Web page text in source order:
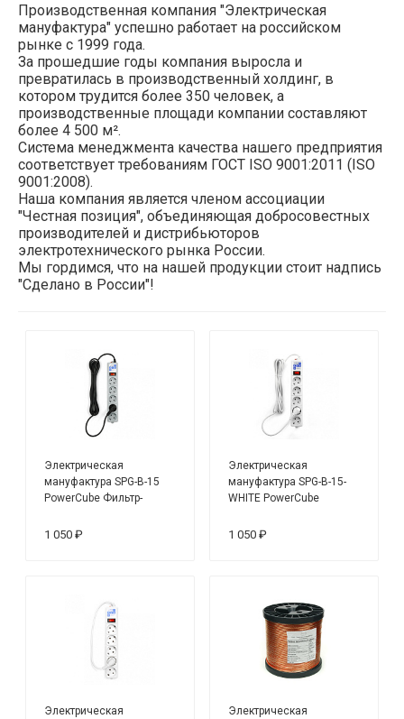
Производственная компания "Электрическая
мануфактура" успешно работает на российском
рынке с 1999 года.
За прошедшие годы компания выросла и
превратилась в производственный холдинг, в
котором трудится более 350 человек, а
производственные площади компании составляют
более 4 500 м².
Система менеджмента качества нашего предприятия
соответствует требованиям ГОСТ ISO 9001:2011 (ISO
9001:2008).
Наша компания является членом ассоциации
"Честная позиция", объединяющая добросовестных
производителей и дистрибьюторов
электротехнического рынка России.
Мы гордимся, что на нашей продукции стоит надпись
"Сделано в России"!
Электрическая
мануфактура SPG-B-15
PowerCube Фильтр-
1 050 ₽
Электрическая
мануфактура SPG-B-15-
WHITE PowerCube
1 050 ₽
Электрическая
Электрическая